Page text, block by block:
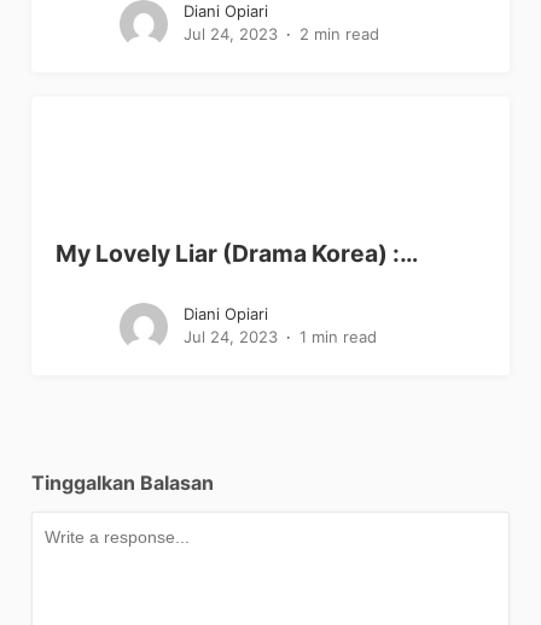
Diani Opiari
Jul 24, 2023
2 min read
My Lovely Liar (Drama Korea) :…
Diani Opiari
Jul 24, 2023
1 min read
Tinggalkan Balasan